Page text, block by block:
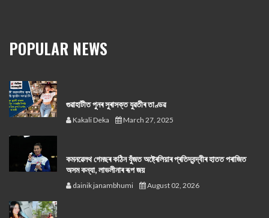
POPULAR NEWS
গুৱাহাটীত পুনৰ সুৰাসক্ত যুৱতীৰ তাণ্ডৱ
Kakali Deka March 27, 2025
কমনৱেলথ গেমছৰ কঠিন যুঁজত অষ্ট্ৰেলিয়াৰ প্ৰতিদ্বন্দ্বীৰ হাতত পৰাজিত
অসম কন্যা, লাভলীনাৰ ৰূপ জয়
dainik janambhumi August 02, 2026